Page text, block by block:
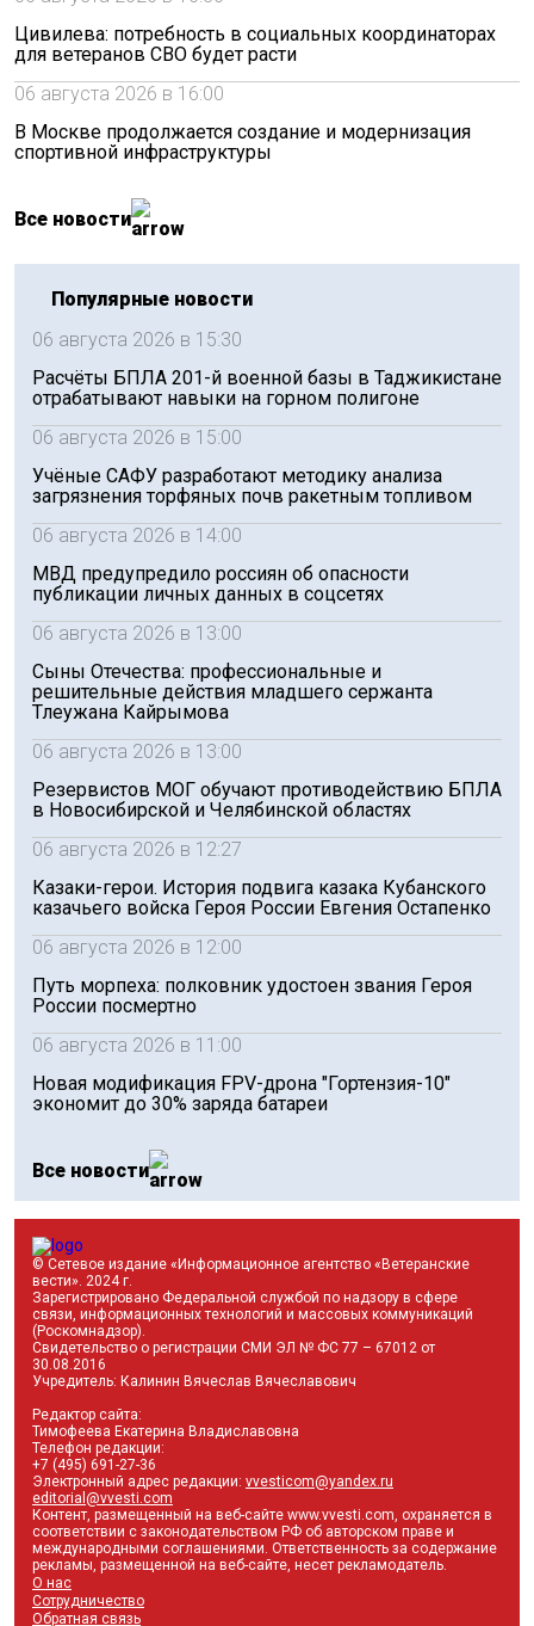
Цивилева: потребность в социальных координаторах
для ветеранов СВО будет расти
06 августа 2026 в 16:00
В Москве продолжается создание и модернизация
спортивной инфраструктуры
Все новости
Популярные новости
06 августа 2026 в 15:30
Расчёты БПЛА 201-й военной базы в Таджикистане
отрабатывают навыки на горном полигоне
06 августа 2026 в 15:00
Учёные САФУ разработают методику анализа
загрязнения торфяных почв ракетным топливом
06 августа 2026 в 14:00
МВД предупредило россиян об опасности
публикации личных данных в соцсетях
06 августа 2026 в 13:00
Сыны Отечества: профессиональные и
решительные действия младшего сержанта
Тлеужана Кайрымова
06 августа 2026 в 13:00
Резервистов МОГ обучают противодействию БПЛА
в Новосибирской и Челябинской областях
06 августа 2026 в 12:27
Казаки-герои. История подвига казака Кубанского
казачьего войска Героя России Евгения Остапенко
06 августа 2026 в 12:00
Путь морпеха: полковник удостоен звания Героя
России посмертно
06 августа 2026 в 11:00
Новая модификация FPV-дрона "Гортензия-10"
экономит до 30% заряда батареи
Все новости
© Сетевое издание «Информационное агентство «Ветеранские
вести». 2024 г.
Зарегистрировано Федеральной службой по надзору в сфере
связи, информационных технологий и массовых коммуникаций
(Роскомнадзор).
Свидетельство о регистрации СМИ ЭЛ № ФС 77 – 67012 от
30.08.2016
Учредитель: Калинин Вячеслав Вячеславович
Редактор сайта:
Тимофеева Екатерина Владиславовна
Телефон редакции:
+7 (495) 691-27-36
Электронный адрес редакции: vvesticom@yandex.ru
editorial@vvesti.com
Контент, размещенный на веб-сайте www.vvesti.com, охраняется в
соответствии с законодательством РФ об авторском праве и
международными соглашениями. Ответственность за содержание
рекламы, размещенной на веб-сайте, несет рекламодатель.
О нас
Сотрудничество
Обратная связь